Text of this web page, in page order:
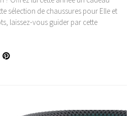
sélection de chaussures pour Elle et
laissez-vous guider par cette